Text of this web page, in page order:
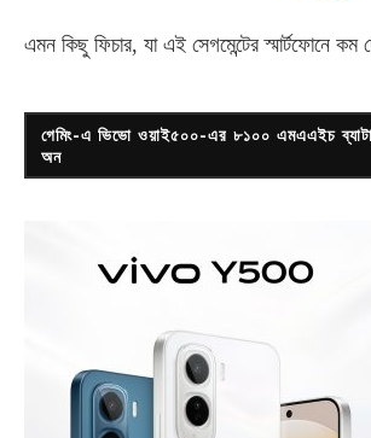
এমন কিছু ফিচার, যা এই সেগমেন্টের স্মার্টফোনে কম
গেমিং-এ ভিভো ওয়াই৫০০-এর ৮১০০ এমএএইচ
অন